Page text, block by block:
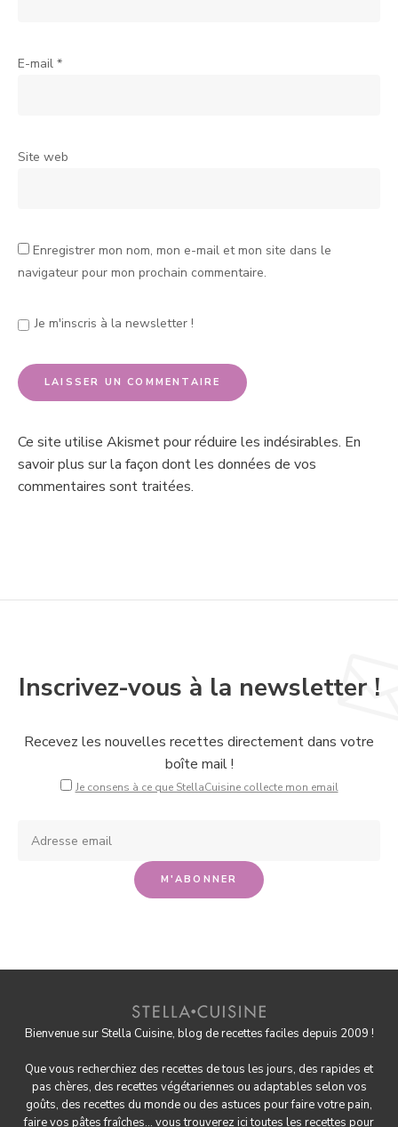
E-mail *
Site web
Enregistrer mon nom, mon e-mail et mon site dans le
navigateur pour mon prochain commentaire.
Je m'inscris à la newsletter !
Ce site utilise Akismet pour réduire les indésirables. En
savoir plus sur la façon dont les données de vos
commentaires sont traitées.
Inscrivez-vous à la newsletter !
Recevez les nouvelles recettes directement dans votre
boîte mail !
Je consens à ce que StellaCuisine collecte mon email
Bienvenue sur Stella Cuisine, blog de recettes faciles depuis 2009 !
Que vous recherchiez des recettes de tous les jours, des rapides et
pas chères, des recettes végétariennes ou adaptables selon vos
goûts, des recettes du monde ou des astuces pourfaire votre pain,
fairevos pâtes fraîches... vous trouverez ici toutes les recettes pour